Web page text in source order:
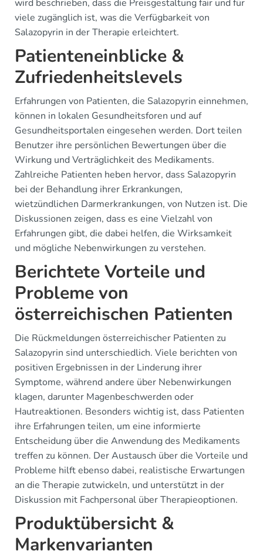
wird beschrieben, dass die Preisgestaltung fair und für
viele zugänglich ist, was die Verfügbarkeit von
Salazopyrin in der Therapie erleichtert.
Patienteneinblicke &
Zufriedenheitslevels
Erfahrungen von Patienten, die Salazopyrin einnehmen,
können in lokalen Gesundheitsforen und auf
Gesundheitsportalen eingesehen werden. Dort teilen
Benutzer ihre persönlichen Bewertungen über die
Wirkung und Verträglichkeit des Medikaments.
Zahlreiche Patienten heben hervor, dass Salazopyrin
bei der Behandlung ihrer Erkrankungen,
wietzündlichen Darmerkrankungen, von Nutzen ist. Die
Diskussionen zeigen, dass es eine Vielzahl von
Erfahrungen gibt, die dabei helfen, die Wirksamkeit
und mögliche Nebenwirkungen zu verstehen.
Berichtete Vorteile und
Probleme von
österreichischen Patienten
Die Rückmeldungen österreichischer Patienten zu
Salazopyrin sind unterschiedlich. Viele berichten von
positiven Ergebnissen in der Linderung ihrer
Symptome, während andere über Nebenwirkungen
klagen, darunter Magenbeschwerden oder
Hautreaktionen. Besonders wichtig ist, dass Patienten
ihre Erfahrungen teilen, um eine informierte
Entscheidung über die Anwendung des Medikaments
treffen zu können. Der Austausch über die Vorteile und
Probleme hilft ebenso dabei, realistische Erwartungen
an die Therapie zutwickeln, und unterstützt in der
Diskussion mit Fachpersonal über Therapieoptionen.
Produktübersicht &
Markenvarianten